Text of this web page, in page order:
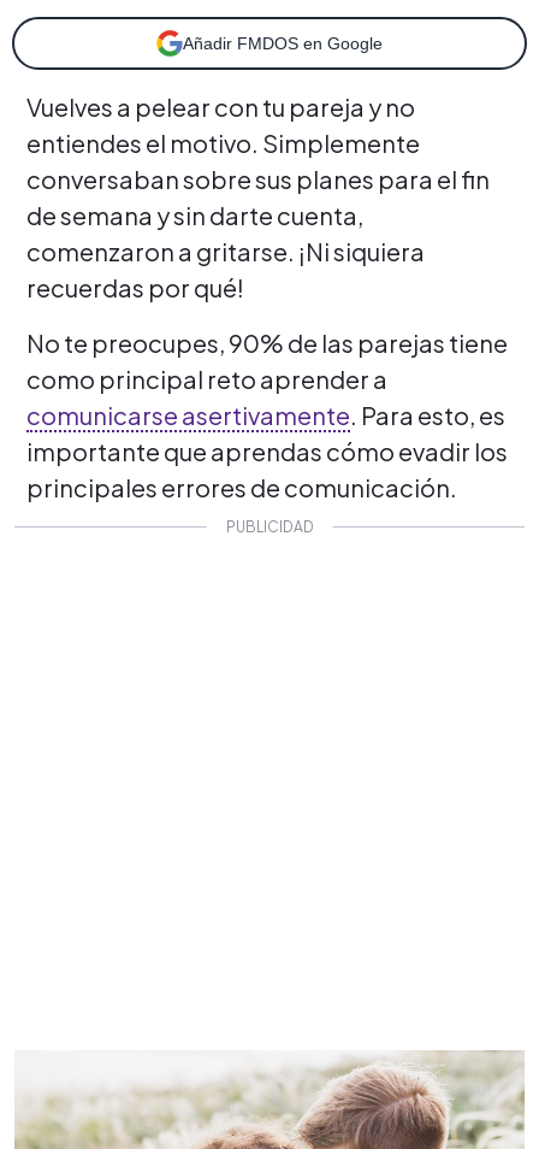
Añadir FMDOS en Google
Vuelves a pelear con tu pareja y no
entiendes el motivo. Simplemente
conversaban sobre sus planes para el fin
de semana y sin darte cuenta,
comenzaron a gritarse. ¡Ni siquiera
recuerdas por qué!
No te preocupes, 90% de las parejas tiene
como principal reto aprender a
comunicarse asertivamente. Para esto, es
importante que aprendas cómo evadir los
principales errores de comunicación.